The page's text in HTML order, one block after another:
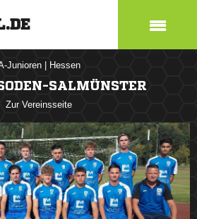
Junioren Hessen
SALMÜNSTER
Zur Vereinsseite